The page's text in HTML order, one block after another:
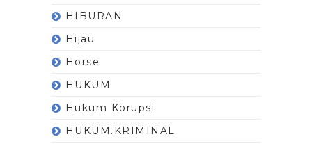
HIBURAN
Hijau
Horse
HUKUM
Hukum Korupsi
HUKUM.KRIMINAL